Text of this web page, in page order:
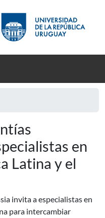
en
Latina y el
invita a especialistas en
para intercambiar